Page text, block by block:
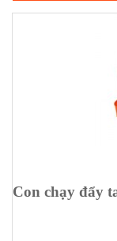
Con chạy đẩy